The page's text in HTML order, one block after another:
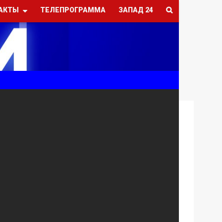
ТЕЛЕПРОГРАММА ЗАПАД 24